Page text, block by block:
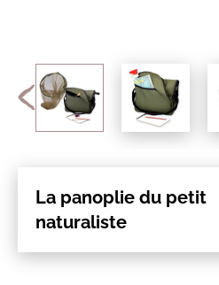
La panoplie du petit
naturaliste